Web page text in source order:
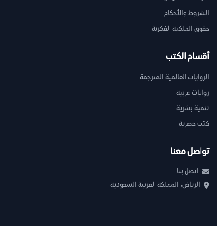
الشروط والأحكام
حقوق الملكية الفكرية
أقسام الكتب
الروايات العالمية المترجمة
روايات عربية
تنمية بشرية
كتب حصرية
تواصل معنا
اتصل بنا
الرياض، المملكة العربية السعودية